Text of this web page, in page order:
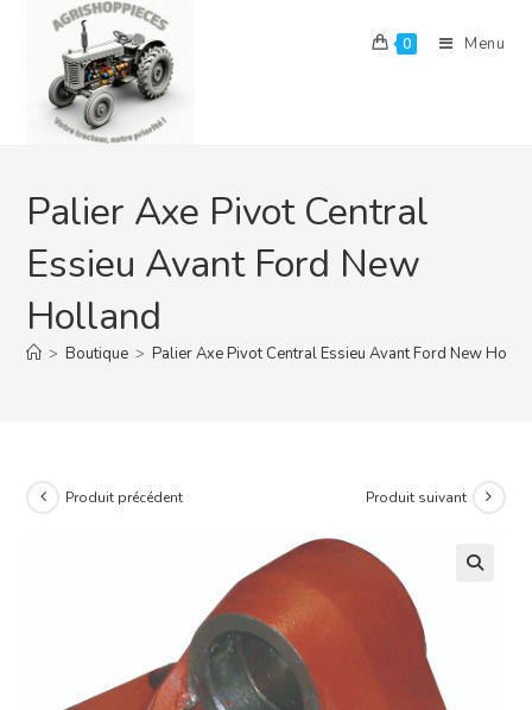
content
0 Menu
Palier Axe Pivot Central
Essieu Avant Ford New
Holland
> Boutique > Palier Axe Pivot Central Essieu Avant Ford New
Produit précédent Produit suivant